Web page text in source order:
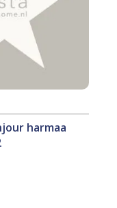
harmaa